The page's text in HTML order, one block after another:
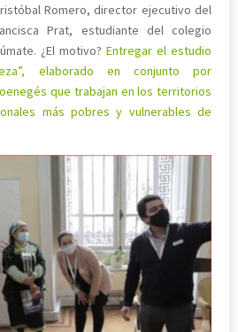
Romero, director ejecutivo del
Prat, estudiante del colegio
¿El motivo? Entregar el estudio
elaborado en conjunto por
que trabajan en los territorios
más pobres y vulnerables de